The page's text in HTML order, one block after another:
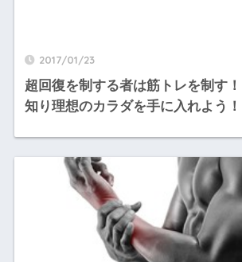
2017/01/23
超回復を制する者は筋トレを制す
知り理想のカラダを手に入れよう！